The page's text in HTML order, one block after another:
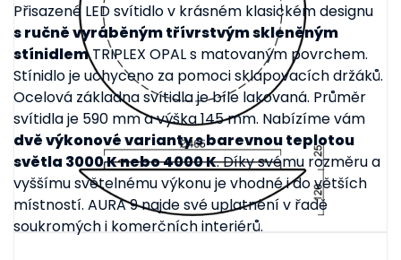
Přisazené LED svítidlo v krásném klasickém designu
s ručně vyráběným třívrstvým skleněným
stínidlemTRIPLEX OPAL s matovaným povrchem.
Stínidlo je uchyceno za pomoci sklapovacích držáků.
Ocelová základna svítidla je bíle lakovaná. Průměr
svítidla je 590 mm a výška 145 mm. Nabízíme vám
dvě výkonové varianty s barevnou teplotou
světla 3000 K nebo 4000 K. Díky svému rozměru a
vyššímu světelnému výkonu je vhodné i do větších
místností. AURA 9 najde své uplatnění v řadě
soukromých i komerčních interiérů.